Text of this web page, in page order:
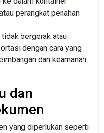
perangkat penahan
bergerak atau
dengan cara yang
dan keamanan
dan
yang diperlukan seperti